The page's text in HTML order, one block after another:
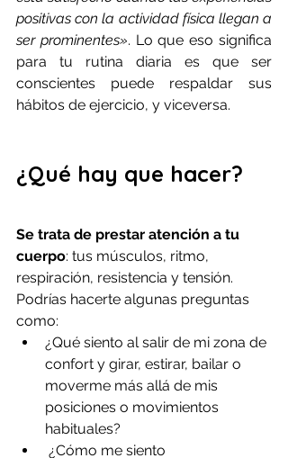
positivas con la actividad física llegan a
ser prominentes». Lo que eso significa
para tu rutina diaria es que ser
conscientes puede respaldar sus
hábitos de ejercicio, y viceversa.
¿Qué hay que hacer?
Se trata de prestar atención a tu
cuerpo: tus músculos, ritmo,
respiración, resistencia y tensión.
Podrías hacerte algunas preguntas
como:
¿Qué siento al salir de mi zona de
confort y girar, estirar, bailar o
moverme más allá de mis
posiciones o movimientos
habituales?